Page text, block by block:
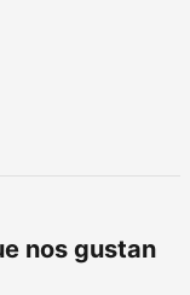
nos gustan